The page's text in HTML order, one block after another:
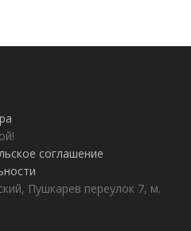
соглашение
Пушкарев переулок 7, м.